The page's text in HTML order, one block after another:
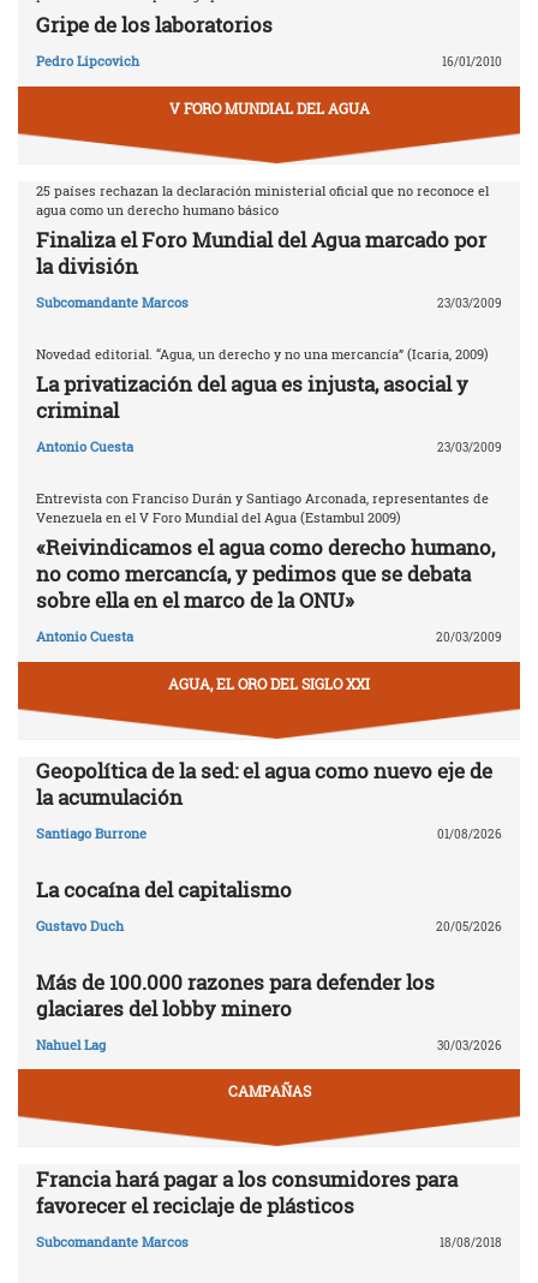
Gripe de los laboratorios
Pedro Lipcovich 16/01/2010
V FORO MUNDIAL DEL AGUA
25 países rechazan la declaración ministerial oficial que no reconoce el
agua como un derecho humano básico
Finaliza el Foro Mundial del Agua marcado por
la división
Subcomandante Marcos 23/03/2009
Novedad editorial. “Agua, un derecho y no una mercancía” (Icaria, 2009)
La privatización del agua es injusta, asocial y
criminal
Antonio Cuesta 23/03/2009
Entrevista con Franciso Durán y Santiago Arconada, representantes de
Venezuela en el V Foro Mundial del Agua (Estambul 2009)
«Reivindicamos el agua como derecho humano,
no como mercancía, y pedimos que se debata
sobre ella en el marco de la ONU»
Antonio Cuesta 20/03/2009
AGUA, EL ORO DEL SIGLO XXI
Geopolítica de la sed: el agua como nuevo eje de
la acumulación
Santiago Burrone 01/08/2026
La cocaína del capitalismo
Gustavo Duch 20/05/2026
Más de 100.000 razones para defender los
glaciares del lobby minero
Nahuel Lag 30/03/2026
CAMPAÑAS
Francia hará pagar a los consumidores para
favorecer el reciclaje de plásticos
Subcomandante Marcos 18/08/2018